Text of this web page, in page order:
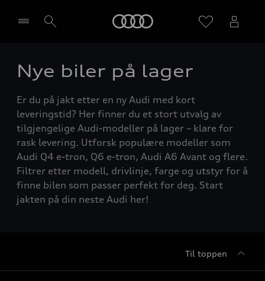
Velg forhandler
Nye biler på lager
Er du på jakt etter en ny Audi med kort
leveringstid? Her finner du et stort utvalg av
tilgjengelige Audi-modeller på lager – klare for
rask levering. Utforsk populære modeller som
Audi Q4 e-tron, Q6 e-tron, Audi A6 Avant og flere.
Filtrer etter modell, drivlinje, farge og utstyr for å
finne bilen som passer perfekt for deg. Start
jakten på din neste Audi her!
Til toppen